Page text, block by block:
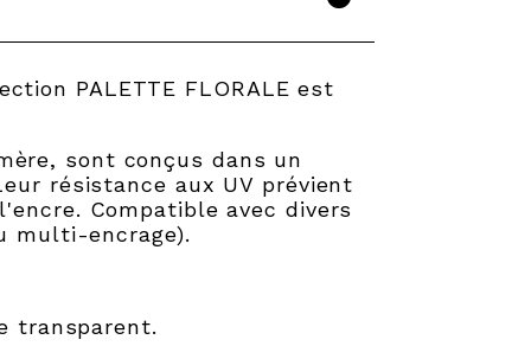
PALETTE FLORALE est
sont conçus dans un
résistance aux UV prévient
Compatible avec divers
multi-encrage).
transparent.